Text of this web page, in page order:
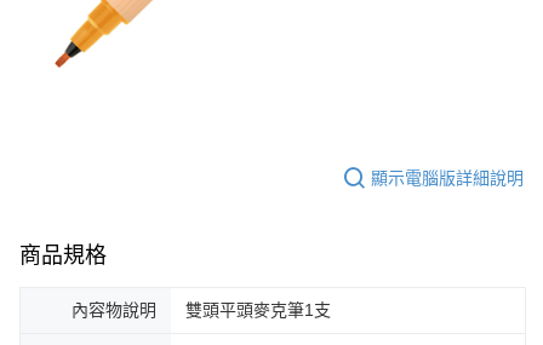
顯示電腦版詳細說明
商品規格
內容物說明 雙頭平頭麥克筆1支